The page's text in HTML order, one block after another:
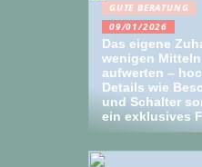
GUTE BERATUNG
09/01/2026
Das eigene
wenigen
aufwerten –
Details wie
und Schalter
ein exklusives